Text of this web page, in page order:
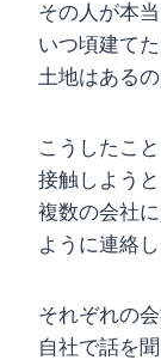
その人が本
いつ頃建て
土地はある
こうしたこ
接触しようと
複数の会社
ように連絡し
それぞれの会
自社で話を